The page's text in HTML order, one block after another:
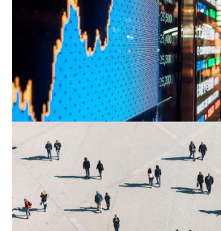
Zpřísnění
října 2025
10/11/25
Nařízení o zřízení
převodech finančních